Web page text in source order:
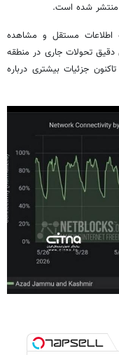
منتشر شده است.
اطلاعات مستقل و مشاهده
دقیق تحولات جاری در منطقه
جزئیات بیشتری درباره